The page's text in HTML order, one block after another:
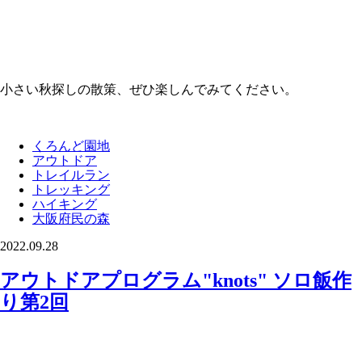
小さい秋探しの散策、ぜひ楽しんでみてください。
くろんど園地
アウトドア
トレイルラン
トレッキング
ハイキング
大阪府民の森
2022.09.28
アウトドアプログラム"knots" ソロ飯作
り第2回